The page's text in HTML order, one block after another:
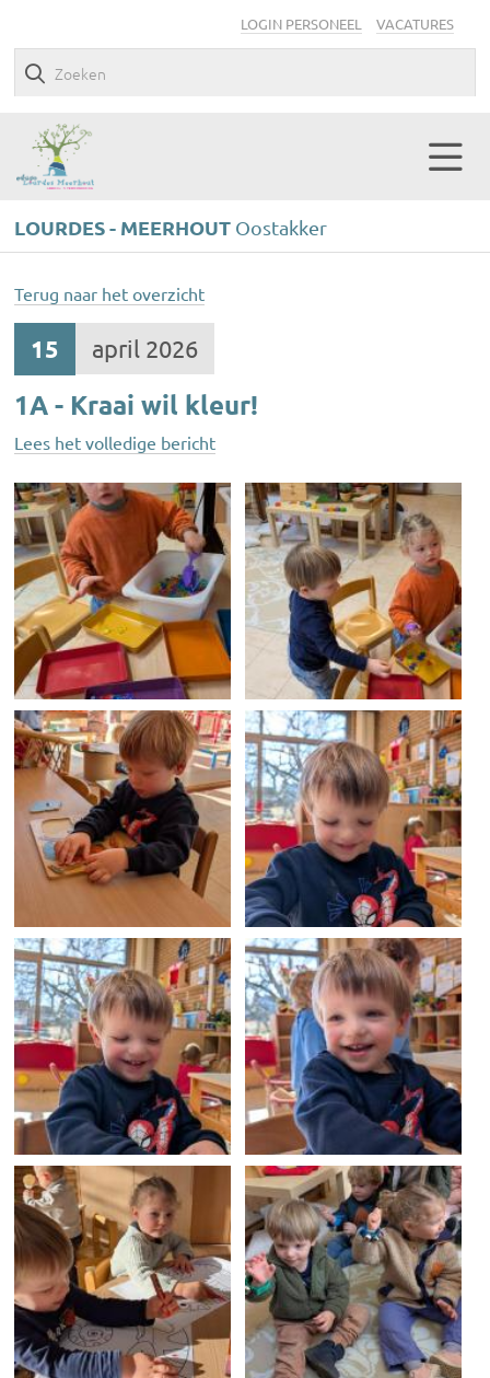
LOGIN PERSONEEL VACATURES
LOURDES - MEERHOUT Oostakker
Terug naar het overzicht
15 april 2026
1A - Kraai wil kleur!
Lees het volledige bericht